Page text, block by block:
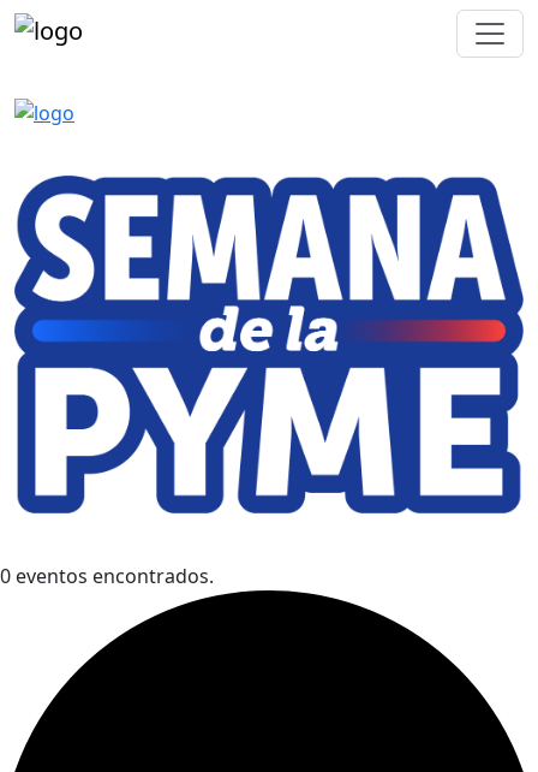
0 eventos encontrados.